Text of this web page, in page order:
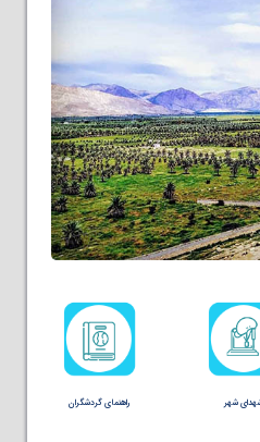
شهر راهنمای گردشگران